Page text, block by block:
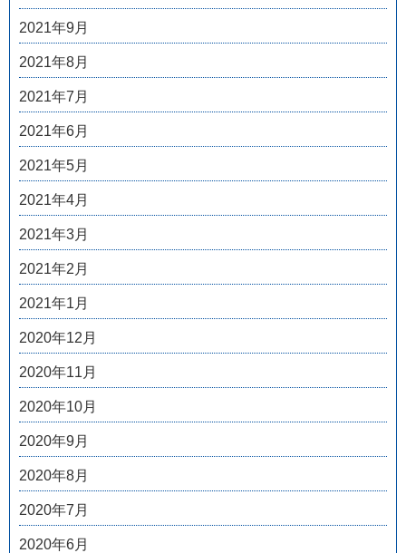
2021年9月
2021年8月
2021年7月
2021年6月
2021年5月
2021年4月
2021年3月
2021年2月
2021年1月
2020年12月
2020年11月
2020年10月
2020年9月
2020年8月
2020年7月
2020年6月